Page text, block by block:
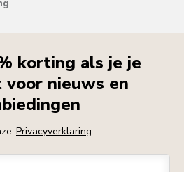
korting als je je
voor nieuws en
Privacyverklaring